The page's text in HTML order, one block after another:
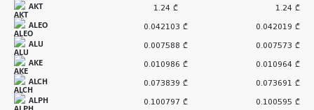
AKT 1.24 ₾ 1.24 ₾
ALEO 0.042103 ₾ 0.042019 ₾
ALU 0.007588 ₾ 0.007573 ₾
AKE 0.010986 ₾ 0.010964 ₾
ALCH 0.073839 ₾ 0.073691 ₾
ALPH 0.100797 ₾ 0.100595 ₾